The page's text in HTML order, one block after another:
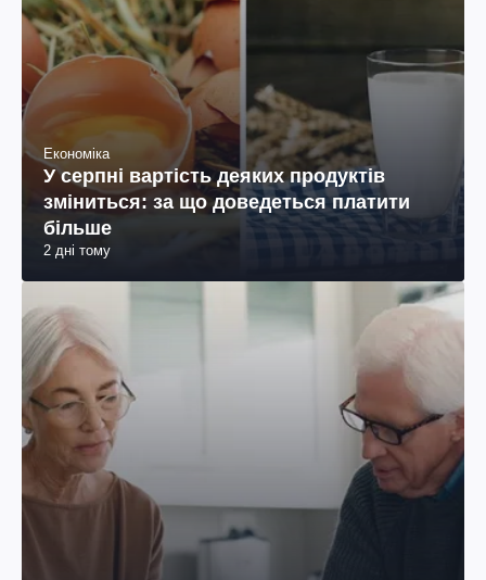
Економіка
У серпні вартість деяких продуктів
зміниться: за що доведеться платити
більше
2 дні тому